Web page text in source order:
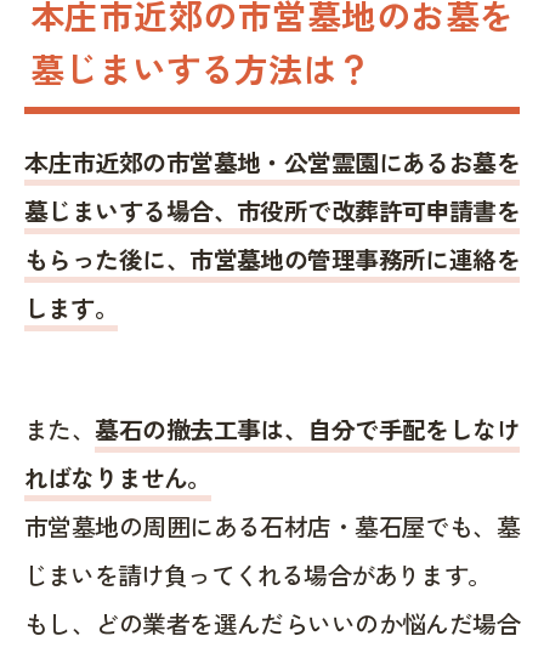
本庄市近郊の市営墓地のお墓を
墓じまいする方法は？
本庄市近郊の市営墓地・公営霊園にあるお墓を
墓じまいする場合、市役所で改葬許可申請書を
もらった後に、市営墓地の管理事務所に連絡を
します。
また、墓石の撤去工事は、自分で手配をしなけ
ればなりません。
市営墓地の周囲にある石材店・墓石屋でも、墓
じまいを請け負ってくれる場合があります。
もし、どの業者を選んだらいいのか悩んだ場合